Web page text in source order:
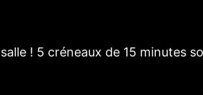
! 5 créneaux de 15